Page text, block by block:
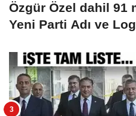
Özgür Özel dahil
Yeni Parti Adı ve